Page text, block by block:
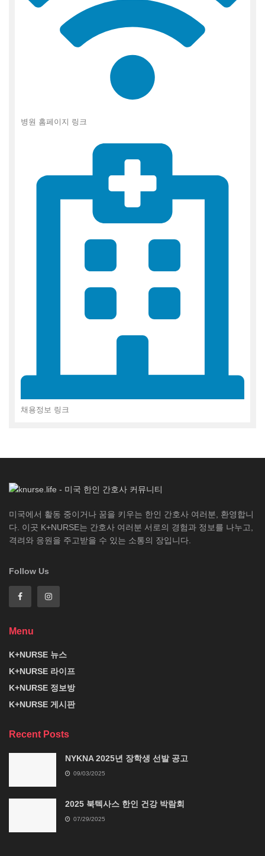
병원 홈페이지 링크
채용정보 링크
미국에서 활동 중이거나 꿈을 키우는 한인 간호사 여러분, 환영합니
다. 이곳 K+NURSE는 간호사 여러분 서로의 경험과 정보를 나누고,
격려와 응원을 주고받을 수 있는 소통의 장입니다.
Follow Us
Menu
K+NURSE 뉴스
K+NURSE 라이프
K+NURSE 정보방
K+NURSE 게시판
Recent Posts
NYKNA 2025년 장학생 선발 공고
09/03/2025
2025 북텍사스 한인 건강 박람회
07/29/2025